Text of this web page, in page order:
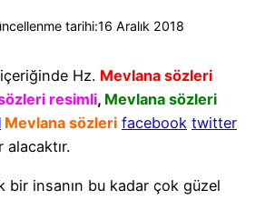
tarihi:16 Aralık 2018
içeriğinde Hz. Mevlana sözleri
resimli, Mevlana sözleri
Mevlana sözleri facebook twitter
alacaktır.
bir insanın bu kadar çok güzel